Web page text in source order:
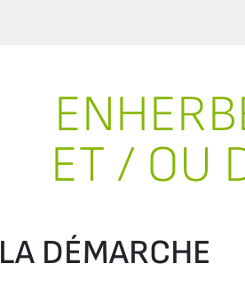
ET / OU
LA DÉMARCHE